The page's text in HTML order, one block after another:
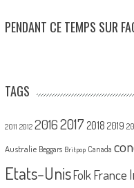
PENDANT CE TEMPS SUR
TAGS
2011 2012 20162017 2018 2019
Australie Beggars Britpop Canada
Etats-UnisFolk France